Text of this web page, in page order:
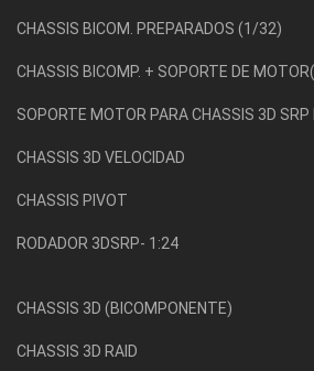
CHASSIS BICOM. PREPARADOS (1/32)
CHASSIS BICOMP. + SOPORTE DE
SOPORTE MOTOR PARA CHASSIS 3D SRP
CHASSIS 3D VELOCIDAD
CHASSIS PIVOT
RODADOR 3DSRP- 1:24
CHASSIS 3D (BICOMPONENTE)
CHASSIS 3D RAID